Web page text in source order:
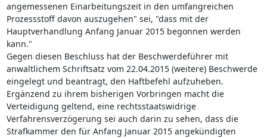
angemessenen Einarbeitungszeit in den umfangreichen
Prozessstoff davon auszugehen" sei, "dass mit der
Hauptverhandlung Anfang Januar 2015 begonnen werden
kann."
Gegen diesen Beschluss hat der Beschwerdeführer mit
anwaltlichem Schriftsatz vom 22.04.2015 (weitere) Beschwerde
eingelegt und beantragt, den Haftbefehl aufzuheben.
Ergänzend zu ihrem bisherigen Vorbringen macht die
Verteidigung geltend, eine rechtsstaatswidrige
Verfahrensverzögerung sei auch darin zu sehen, dass die
Strafkammer den für Anfang Januar 2015 angekündigten